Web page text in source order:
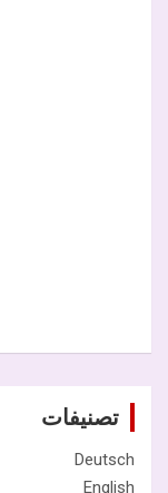
تصنيفات
Deutsch
English